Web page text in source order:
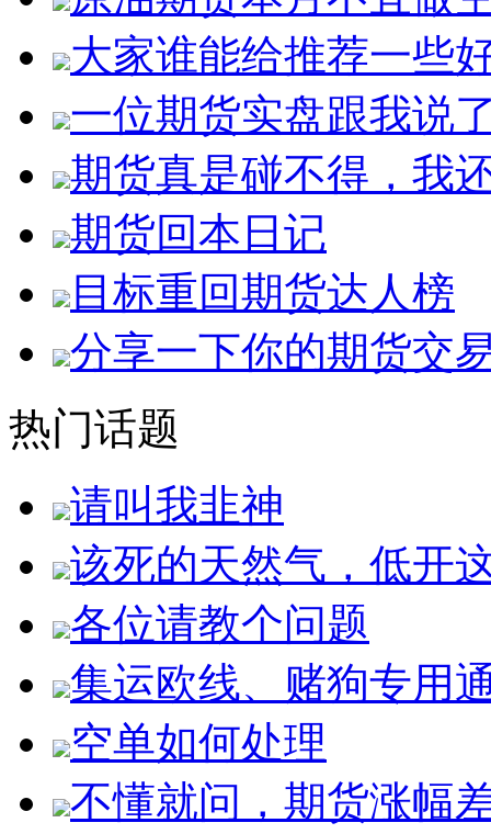
大家谁能给推荐一些
一位期货实盘跟我说
期货真是碰不得，我
期货回本日记
目标重回期货达人榜
分享一下你的期货交
热门话题
请叫我韭神
该死的天然气，低开
各位请教个问题
集运欧线、赌狗专用
空单如何处理
不懂就问，期货涨幅